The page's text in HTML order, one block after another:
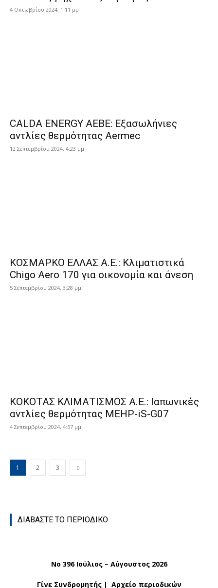
4 Οκτωβρίου 2024, 1:11 μμ
CALDA ENERGY AEBE: Εξασωλήνιες
αντλίες θερμότητας Aermec
12 Σεπτεμβρίου 2024, 4:23 μμ
ΚΟΣΜΑΡΚΟ ΕΛΛΑΣ Α.Ε.: Κλιματιστικά
Chigo Aero 170 για οικονομία και άνεση
5 Σεπτεμβρίου 2024, 3:28 μμ
ΚΟΚΟΤΑΣ ΚΛΙΜΑΤΙΣΜΟΣ Α.Ε.: Ιαπωνικές
αντλίες θερμότητας MEHP-iS-G07
4 Σεπτεμβρίου 2024, 4:57 μμ
1 2 3
ΔΙΑΒΑΣΤΕ ΤΟ ΠΕΡΙΟΔΙΚΟ
No 396 Ιούλιος – Αύγουστος 2026
Γίνε Συνδρομητής| Αρχείο περιοδικών